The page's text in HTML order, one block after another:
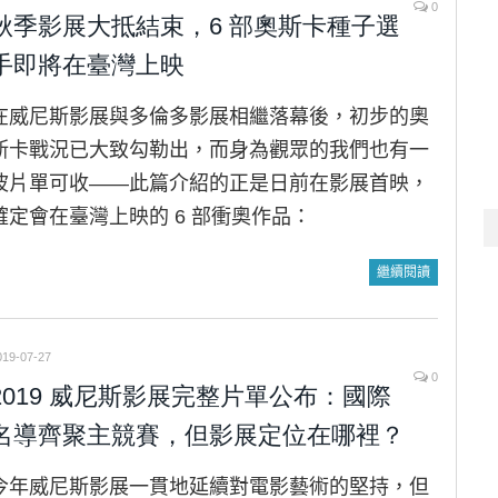
0
季影展大抵結束，6 部奧斯卡種子選
即將在臺灣上映
威尼斯影展與多倫多影展相繼落幕後，初步的奧
卡戰況已大致勾勒出，而身為觀眾的我們也有一
片單可收——此篇介紹的正是日前在影展首映，
定會在臺灣上映的 6 部衝奧作品：
繼續閱讀
07-27
0
威尼斯影展完整片單公布：國際
導齊聚主競賽，但影展定位在哪裡？
年威尼斯影展一貫地延續對電影藝術的堅持，但